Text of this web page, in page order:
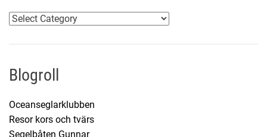
K
t
g
r
i
Blogroll
Oceanseglarklubben
Resor kors och tvärs
Segelbåten Gunnar